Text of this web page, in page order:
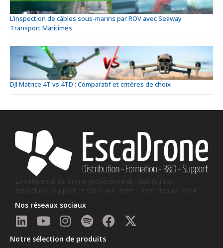
L’inspection de câbles sous-marins par ROV avec Seaway
Transport Maritimes
DJI Matrice 4T vs 4TD : Comparatif et critères de choix
La référence du drone professionnel : distribution,
formation, support et R&D. Air · terre · mer, depuis 2014.
Nos réseaux sociaux
Notre sélection de produits